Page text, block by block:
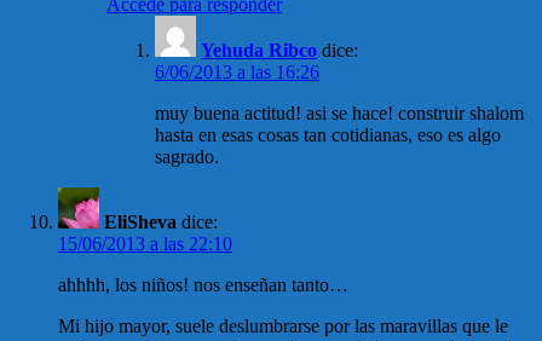
Accede para responder
Yehuda Ribco dice:
6/06/2013 a las 16:26
muy buena actitud! asi se hace! construir shalom
hasta en esas cosas tan cotidianas, eso es algo
sagrado.
EliSheva dice:
15/06/2013 a las 22:10
ahhhh, los niños! nos enseñan tanto…
Mi hijo mayor, suele deslumbrarse por las maravillas que le